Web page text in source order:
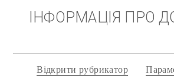
ІНФОРМАЦІЯ ПРО
Відкрити рубрикатор